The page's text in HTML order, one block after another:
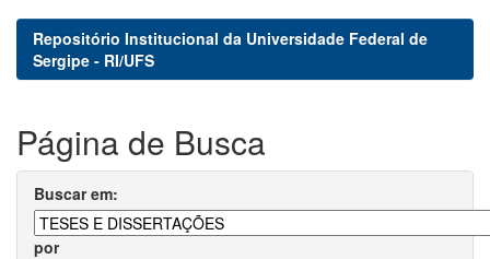
Repositório Institucional da Universidade Federal de
Sergipe - RI/UFS
Página de Busca
Buscar em:
por